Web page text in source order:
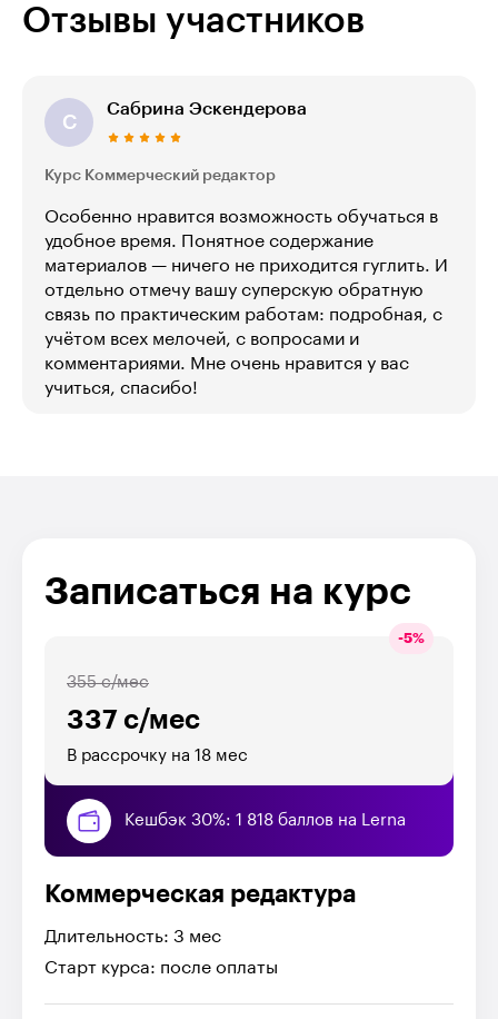
Отзывы участников
С
Сабрина Эскендерова
Курс Коммерческий редактор
Особенно нравится возможность обучаться в
удобное время. Понятное содержание
материалов — ничего не приходится гуглить. И
отдельно отмечу вашу суперскую обратную
связь по практическим работам: подробная, с
учётом всех мелочей, с вопросами и
комментариями. Мне очень нравится у вас
учиться, спасибо!
Записаться на курс
-5%
337 с/мес
355 с/мес
В рассрочку на 18 мес
Кешбэк 30%: 1 818 баллов на Lerna
Коммерческая редактура
Длительность: 3 мес
Старт курса: после оплаты